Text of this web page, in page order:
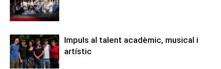
Impuls al talent acadèmic, musical i
artístic